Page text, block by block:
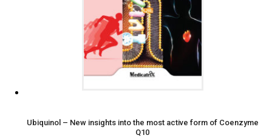
Ubiquinol – New insights into the most active form of Coenzyme
Q10